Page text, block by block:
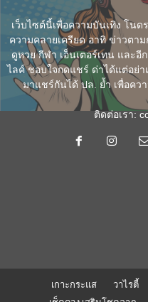
เว็บไซต์นี้เพื่อความบันเทิง โน
ความคลายเครียด อาทิ ข่าวตา
ดูหวย กีฬา เอ็นเตอร์เทน และอี
ไลค์ ชอบใจกดแชร์ ด่าได้แต่อย่า
มาแชร์กันได้ ปล. ย้ำ เพื่อคว
ติดต่อเรา:
เกาะกระแส วาไรตี้